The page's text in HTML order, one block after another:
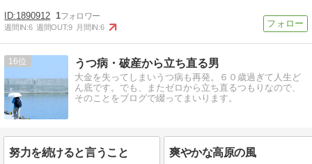
1890912 1
週間IN:6 週間OUT:9 月間IN:6
16 うつ病・破産から立ち直る男
大金を失ってしまいうつ病も再発。６０歳過ぎて人生ど
ん底です。でも、またゼロから立ち直るつもりなので、
そのことをブログで綴ってまいります。
努力を続けると言うこと 爽やかな高原の風